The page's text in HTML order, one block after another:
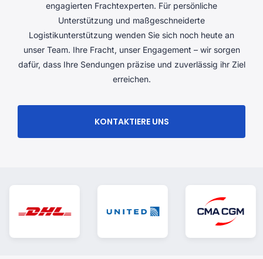
engagierten Frachtexperten. Für persönliche
Unterstützung und maßgeschneiderte
Logistikunterstützung wenden Sie sich noch heute an
unser Team. Ihre Fracht, unser Engagement – ​​wir sorgen
dafür, dass Ihre Sendungen präzise und zuverlässig ihr Ziel
erreichen.
KONTAKTIERE UNS